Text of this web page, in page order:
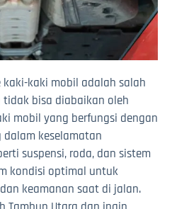
kaki-kaki mobil adalah salah
bisa diabaikan oleh
mobil yang berfungsi dengan
keselamatan
suspensi, roda, dan sistem
kondisi optimal untuk
keamanan saat di jalan.